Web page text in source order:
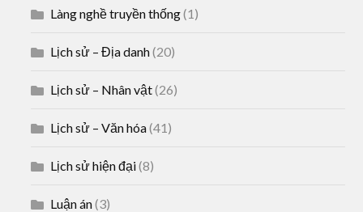
Làng nghề truyền thống(1)
Lịch sử – Địa danh(20)
Lịch sử – Nhân vật(26)
Lịch sử – Văn hóa(41)
Lịch sử hiện đại(8)
Luận án(3)